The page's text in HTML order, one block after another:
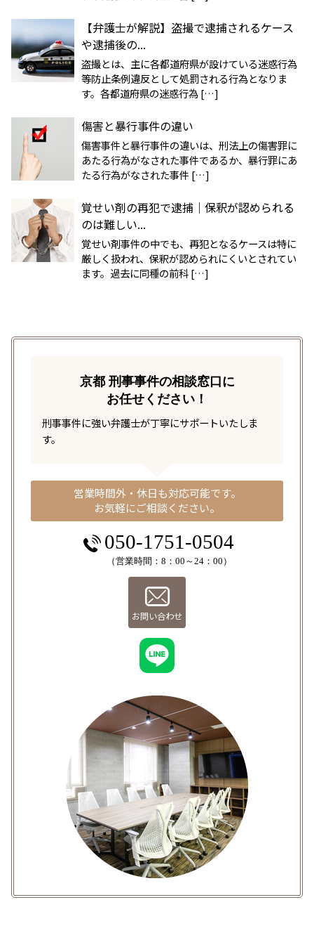
【弁護士が解説】盗撮で逮捕されるケース
や逮捕後の...
盗撮とは、主に各都道府県が設けている迷惑行為
等防止条例違反として処罰される行為となりま
す。各都道府県の迷惑行為 […]
傷害と暴行事件の違い
傷害事件と暴行事件の違いは、刑法上の傷害罪に
あたる行為がなされた事件であるか、暴行罪にあ
たる行為がなされた事件 […]
覚せい剤の再犯で逮捕｜保釈が認められる
のは難しい...
覚せい剤事件の中でも、再犯となるケースは特に
厳しく扱われ、保釈が認められにくいとされてい
ます。過去に同種の前科 […]
京都 刑事事件の相談窓口に
お任せください！
刑事事件に強い弁護士が丁寧にサポートいたしま
す。
営業時間外・休日も対応可能です。
お気軽にご相談ください。
050-1751-0504
（営業時間：8：00～24：00）
お問い合わせ